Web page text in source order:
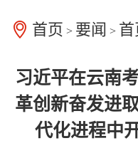
首页 > 要闻 > 首
习近平在云南
革创新奋发进
代化进程中